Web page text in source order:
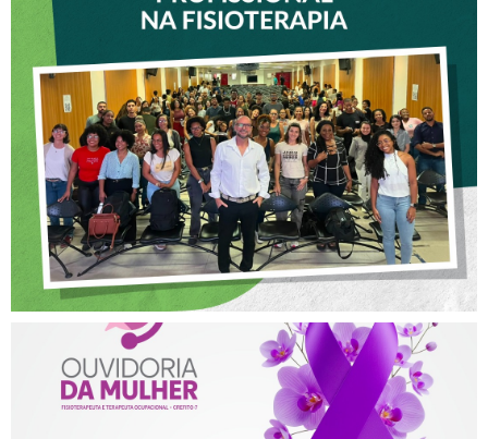
VICE-PRESIDENTE DO
CREFITO-7 PARTICIPA DE
OFICINA SOBRE ÉTICA E
POSTURA PROFISSIONAL
NA FISIOTERAPIA